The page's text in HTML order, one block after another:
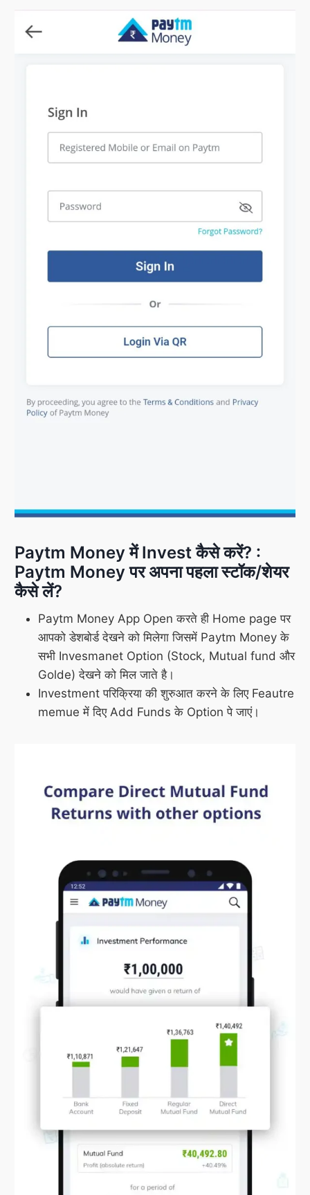
Paytm Money में Invest कैसे करें? :
Paytm Money पर अपना पहला स्टॉक/शेयर
कैसे लें?
Paytm Money App Open करते ही Home page पर
आपको डेशबोर्ड देखने को मिलेगा जिसमें Paytm Money के
सभी Invesmanet Option (Stock, Mutual fund और
Golde) देखने को मिल जाते है।
Investment परिक्रिया की शुरुआत करने के लिए Feautre
memue में दिए Add Funds के Option पे जाएं।